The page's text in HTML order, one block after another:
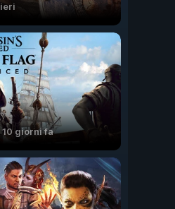
ieri
10 giorni fa